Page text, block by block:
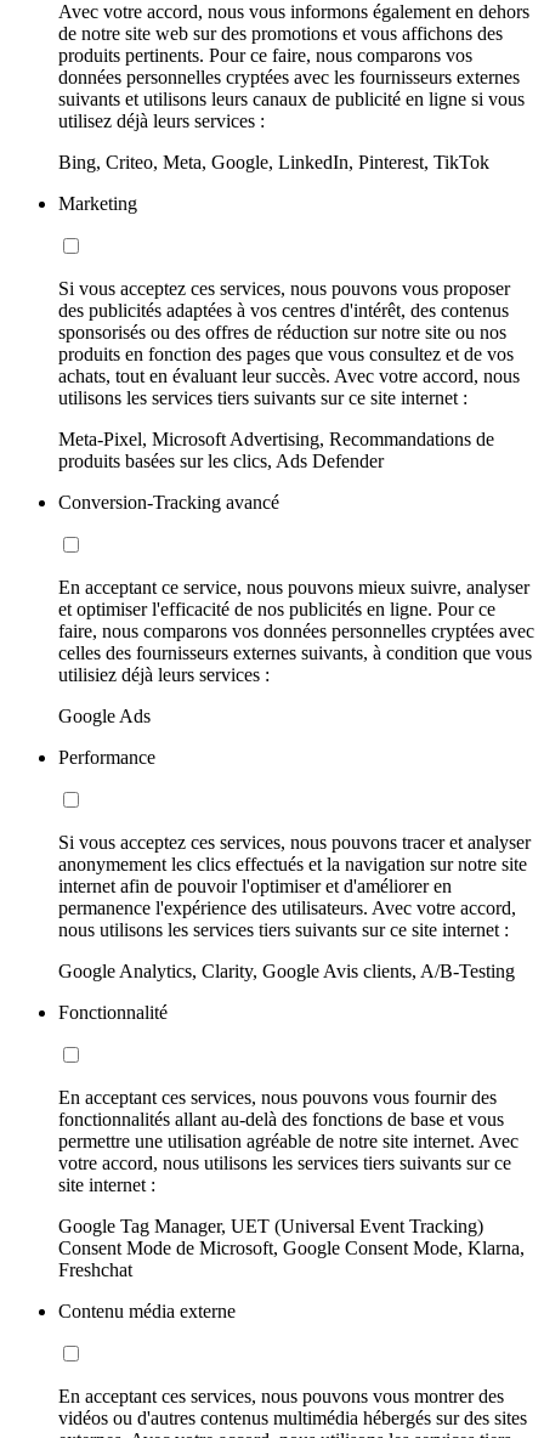
Avec votre accord, nous vous informons également en dehors
de notre site web sur des promotions et vous affichons des
produits pertinents. Pour ce faire, nous comparons vos
données personnelles cryptées avec les fournisseurs externes
suivants et utilisons leurs canaux de publicité en ligne si vous
utilisez déjà leurs services :
Bing, Criteo, Meta, Google, LinkedIn, Pinterest, TikTok
Marketing
Si vous acceptez ces services, nous pouvons vous proposer
des publicités adaptées à vos centres d'intérêt, des contenus
sponsorisés ou des offres de réduction sur notre site ou nos
produits en fonction des pages que vous consultez et de vos
achats, tout en évaluant leur succès. Avec votre accord, nous
utilisons les services tiers suivants sur ce site internet :
Meta-Pixel, Microsoft Advertising, Recommandations de
produits basées sur les clics, Ads Defender
Conversion-Tracking avancé
En acceptant ce service, nous pouvons mieux suivre, analyser
et optimiser l'efficacité de nos publicités en ligne. Pour ce
faire, nous comparons vos données personnelles cryptées avec
celles des fournisseurs externes suivants, à condition que vous
utilisiez déjà leurs services :
Google Ads
Performance
Si vous acceptez ces services, nous pouvons tracer et analyser
anonymement les clics effectués et la navigation sur notre site
internet afin de pouvoir l'optimiser et d'améliorer en
permanence l'expérience des utilisateurs. Avec votre accord,
nous utilisons les services tiers suivants sur ce site internet :
Google Analytics, Clarity, Google Avis clients, A/B-Testing
Fonctionnalité
En acceptant ces services, nous pouvons vous fournir des
fonctionnalités allant au-delà des fonctions de base et vous
permettre une utilisation agréable de notre site internet. Avec
votre accord, nous utilisons les services tiers suivants sur ce
site internet :
Google Tag Manager, UET (Universal Event Tracking)
Consent Mode de Microsoft, Google Consent Mode, Klarna,
Freshchat
Contenu média externe
En acceptant ces services, nous pouvons vous montrer des
vidéos ou d'autres contenus multimédia hébergés sur des sites